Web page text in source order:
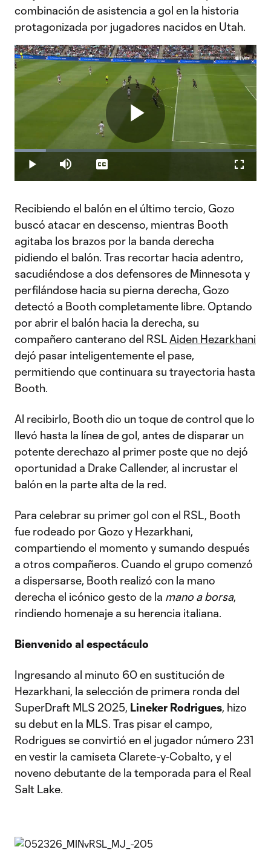
combinación de asistencia a gol en la historia
protagonizada por jugadores nacidos en Utah.
Play
Video
Play Mute
Loaded:
13.10%
Captions
Recibiendo el balón en el último tercio, Gozo
buscó atacar en descenso, mientras Booth
agitaba los brazos por la banda derecha
pidiendo el balón. Tras recortar hacia adentro,
sacudiéndose a dos defensores de Minnesota y
perfilándose hacia su pierna derecha, Gozo
detectó a Booth completamente libre. Optando
por abrir el balón hacia la derecha, su
compañero canterano del RSL Aiden Hezarkhani
dejó pasar inteligentemente el pase,
permitiendo que continuara su trayectoria hasta
Booth.
Al recibirlo, Booth dio un toque de control que lo
llevó hasta la línea de gol, antes de disparar un
potente derechazo al primer poste que no dejó
oportunidad a Drake Callender, al incrustar el
balón en la parte alta de la red.
Para celebrar su primer gol con el RSL, Booth
fue rodeado por Gozo y Hezarkhani,
compartiendo el momento y sumando después
a otros compañeros. Cuando el grupo comenzó
a dispersarse, Booth realizó con la mano
derecha el icónico gesto de la mano a borsa,
rindiendo homenaje a su herencia italiana.
Bienvenido al espectáculo
Ingresando al minuto 60 en sustitución de
Hezarkhani, la selección de primera ronda del
SuperDraft MLS 2025, Lineker Rodrigues, hizo
su debut en la MLS. Tras pisar el campo,
Rodrigues se convirtió en el jugador número 231
en vestir la camiseta Clarete-y-Cobalto, y el
noveno debutante de la temporada para el Real
Salt Lake.